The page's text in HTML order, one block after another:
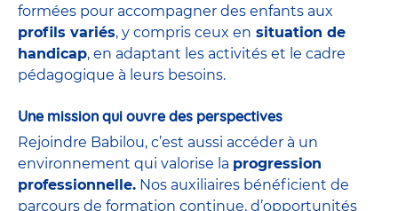
formées pour accompagner des enfants aux
profils variés, y compris ceux en situation de
handicap, en adaptant les activités et le cadre
pédagogique à leurs besoins.
Une mission qui ouvre des perspectives
Rejoindre Babilou, c’est aussi accéder à un
environnement qui valorise la progression
professionnelle. Nos auxiliaires bénéficient de
parcours de formation continue, d’opportunités